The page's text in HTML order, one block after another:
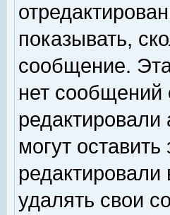
показывать,
сообщение.
нет сообщений
могут
удалять свои